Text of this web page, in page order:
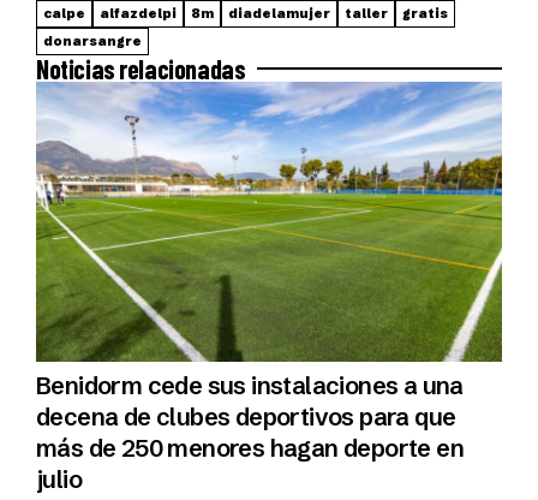
calpe
alfazdelpi 8m diadelamujer taller
gratis
donarsangre
Noticias relacionadas
Benidorm cede sus instalaciones a una
decena de clubes deportivos para que
más de 250 menores hagan deporte en
julio